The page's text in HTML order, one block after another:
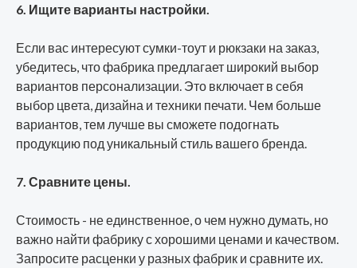
6. Ищите варианты настройки.
Если вас интересуют сумки-тоут и рюкзаки на заказ,
убедитесь, что фабрика предлагает широкий выбор
вариантов персонализации. Это включает в себя
выбор цвета, дизайна и техники печати. Чем больше
вариантов, тем лучше вы сможете подогнать
продукцию под уникальный стиль вашего бренда.
7. Сравните цены.
Стоимость - не единственное, о чем нужно думать, но
важно найти фабрику с хорошими ценами и качеством.
Запросите расценки у разных фабрик и сравните их.